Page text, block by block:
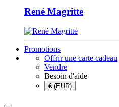
René Magritte
Promotions
Offrir une carte cadeau
Vendre
Besoin d'aide
€ (EUR)